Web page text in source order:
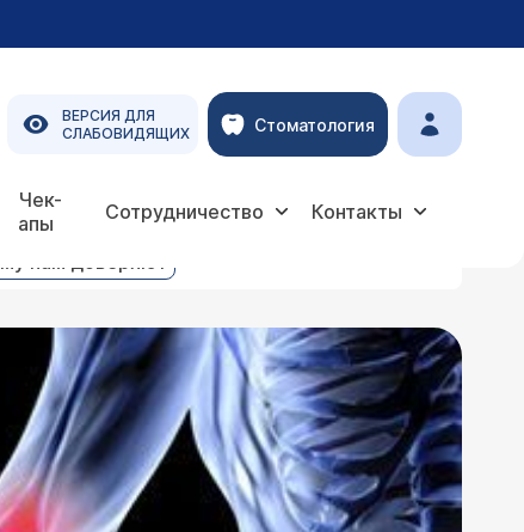
ВЕРСИЯ ДЛЯ
СЛАБОВИДЯЩИХ
Стоматология
Чек-
апы
Сотрудничество Контакты
нам доверяют